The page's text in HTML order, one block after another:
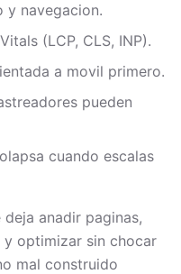
y navegacion.
(LCP, CLS, INP).
a movil primero.
pueden
cuando escalas
anadir paginas,
optimizar sin chocar
mal construido